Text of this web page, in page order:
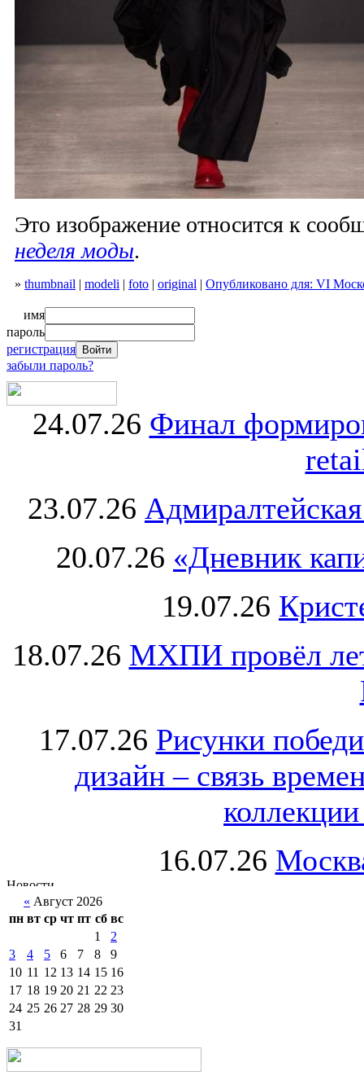
Это изображение относится к
неделя моды.
» thumbnail | modeli | foto | original | Опубликовано для: VI
имя
пароль
регистрация
забыли пароль?
24.07.26 Финал
23.07.26
20.07.26 «Дневник
19.07.26
18.07.26 МХПИ провёл
17.07.26 Рисунки
дизайн – связь
16.07.26
« Август 2026
пн вт ср чт пт сб вс
1
2
3
4 5 6 7 8
9
10 11 12 13 14 15 16
17 18 19 20 21 22 23
24 25 26 27 28 29 30
31